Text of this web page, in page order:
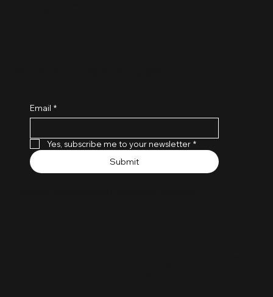
Email *
Yes, subscribe me to your newsletter *
Submit